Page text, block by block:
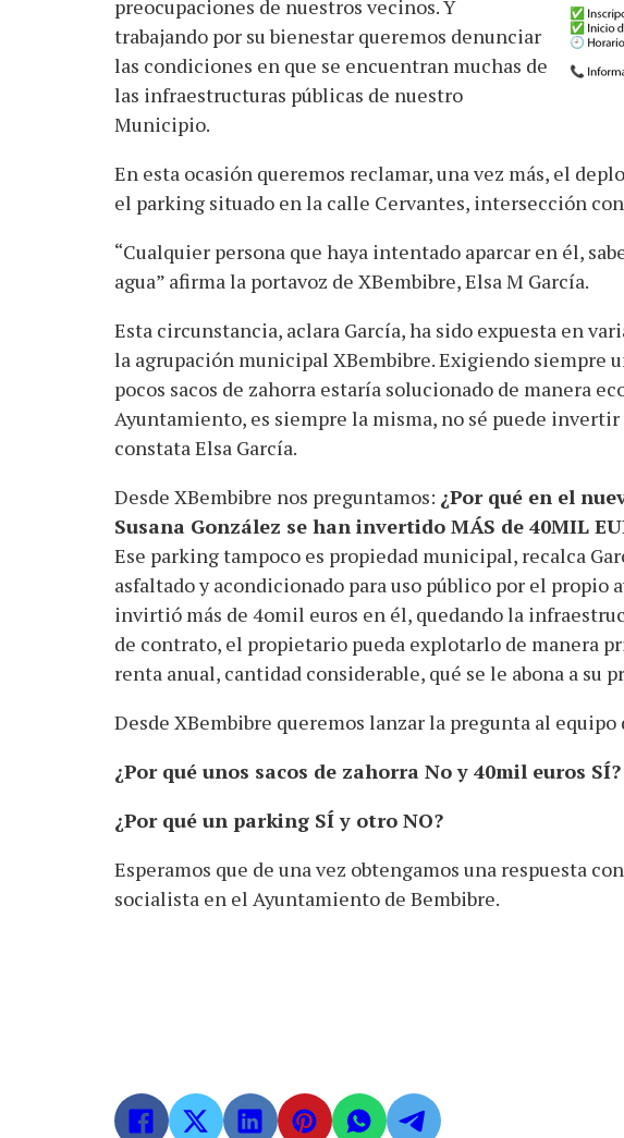
preocupaciones de nuestros vecinos. Y
trabajando por su bienestar queremos denunciar
las condiciones en que se encuentran muchas de
las infraestructuras públicas de nuestro
Municipio.
En esta ocasión queremos reclamar, una vez más, el
el parking situado en la calle Cervantes, intersección
“Cualquier persona que haya intentado aparcar en él,
agua” afirma la portavoz de XBembibre, Elsa M García.
Esta circunstancia, aclara García, ha sido expuesta en
la agrupación municipal XBembibre. Exigiendo siempre
pocos sacos de zahorra estaría solucionado de manera
Ayuntamiento, es siempre la misma, no sé puede
constata Elsa García.
Desde XBembibre nos preguntamos: ¿Por qué en el
Susana González se han invertido MÁS de 40MIL
Ese parking tampoco es propiedad municipal, recalca
asfaltado y acondicionado para uso público por el propio
invirtió más de 4omil euros en él, quedando la
de contrato, el propietario pueda explotarlo de manera
renta anual, cantidad considerable, qué se le abona a
Desde XBembibre queremos lanzar la pregunta al equipo
¿Por qué unos sacos de zahorra No y 40mil euros SÍ?
¿Por qué un parking SÍ y otro NO?
Esperamos que de una vez obtengamos una respuesta
socialista en el Ayuntamiento de Bembibre.